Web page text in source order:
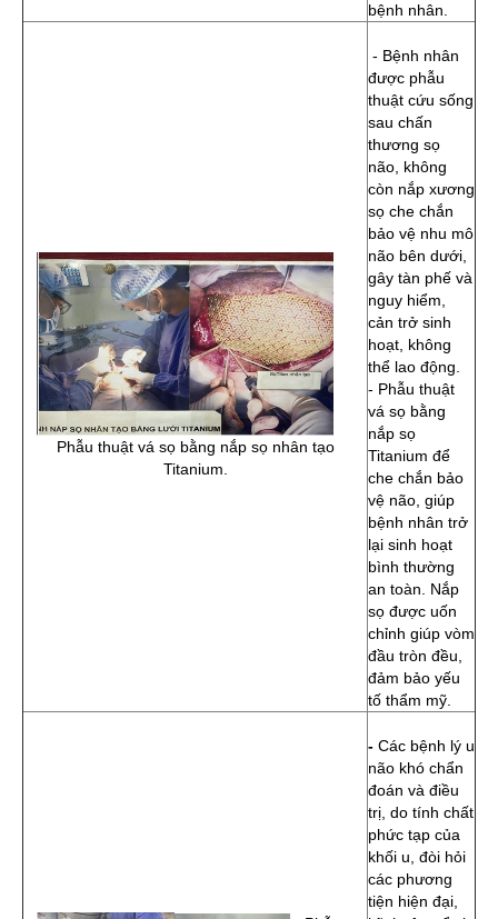
bệnh nhân.
Phẫu thuật vá sọ bằng nắp sọ nhân tạo
Titanium.
- Bệnh nhân
được phẫu
thuật cứu sống
sau chấn
thương sọ
não, không
còn nắp xương
sọ che chắn
bảo vệ nhu mô
não bên dưới,
gây tàn phế và
nguy hiểm,
cản trở sinh
hoạt, không
thể lao động.
- Phẫu thuật
vá sọ bằng
nắp sọ
Titanium để
che chắn bảo
vệ não, giúp
bệnh nhân trở
lại sinh hoạt
bình thường
an toàn. Nắp
sọ được uốn
chỉnh giúp vòm
đầu tròn đều,
đảm bảo yếu
tố thẩm mỹ.
- Các bệnh lý u
não khó chẩn
đoán và điều
trị, do tính chất
phức tạp của
khối u, đòi hỏi
các phương
tiện hiện đại,